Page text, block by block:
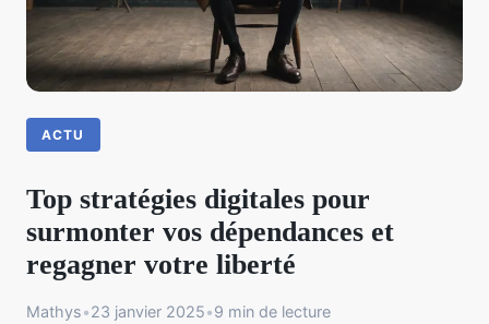
ACTU
Top stratégies digitales pour
surmonter vos dépendances et
regagner votre liberté
Mathys•23 janvier 2025•9 min de lecture